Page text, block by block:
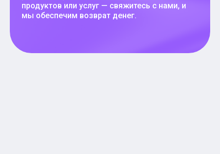
продуктов или услуг — свяжитесь с нами, и
мы обеспечим возврат денег.